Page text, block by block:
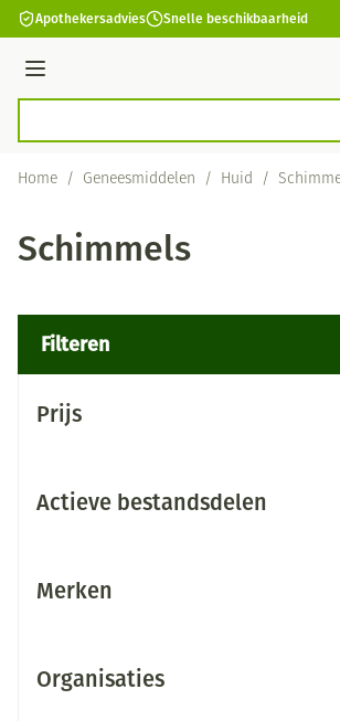
Ga naar de inhoud
Apothekersadvies Snelle beschikbaarheid
Menu
Home / Geneesmiddelen / Huid /
Schimmels
Filteren
Prijs
Actieve bestandsdelen
Merken
Organisaties